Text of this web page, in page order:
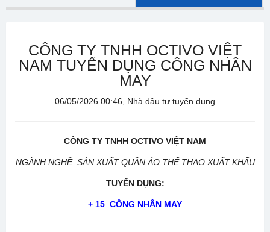
CÔNG TY TNHH OCTIVO VIỆT
NAM TUYỂN DỤNG CÔNG NHÂN
MAY
06/05/2026 00:46, Nhà đầu tư tuyển dụng
CÔNG TY TNHH OCTIVO VIỆT NAM
NGÀNH NGHỀ: SẢN XUẤT QUẦN ÁO THỂ THAO XUẤT KHẨU
TUYỂN DỤNG:
+ 15 CÔNG NHÂN MAY